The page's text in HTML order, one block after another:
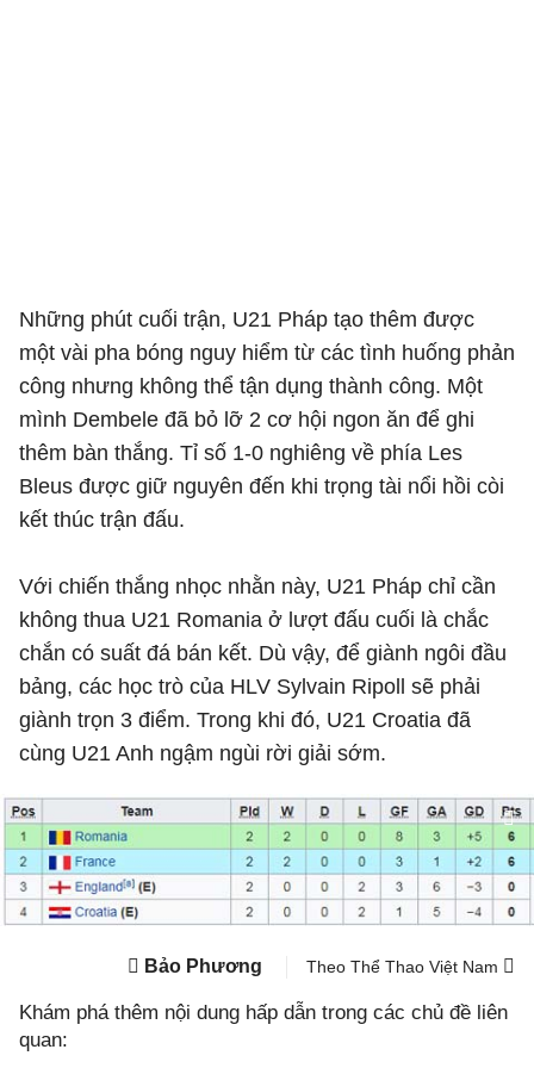
Những phút cuối trận, U21 Pháp tạo thêm được
một vài pha bóng nguy hiểm từ các tình huống phản
công nhưng không thể tận dụng thành công. Một
mình Dembele đã bỏ lỡ 2 cơ hội ngon ăn để ghi
thêm bàn thắng. Tỉ số 1-0 nghiêng về phía Les
Bleus được giữ nguyên đến khi trọng tài nổi hồi còi
kết thúc trận đấu.
Với chiến thắng nhọc nhằn này, U21 Pháp chỉ cần
không thua U21 Romania ở lượt đấu cuối là chắc
chắn có suất đá bán kết. Dù vậy, để giành ngôi đầu
bảng, các học trò của HLV Sylvain Ripoll sẽ phải
giành trọn 3 điểm. Trong khi đó, U21 Croatia đã
cùng U21 Anh ngậm ngùi rời giải sớm.
Bảo Phương Theo Thể Thao Việt Nam
Khám phá thêm nội dung hấp dẫn trong các chủ đề liên
quan: